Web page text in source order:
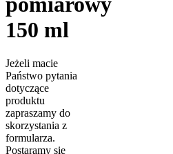
150 ml
Jeżeli macie
Państwo pytania
dotyczące
produktu
zapraszamy do
skorzystania z
formularza.
Postaramy się